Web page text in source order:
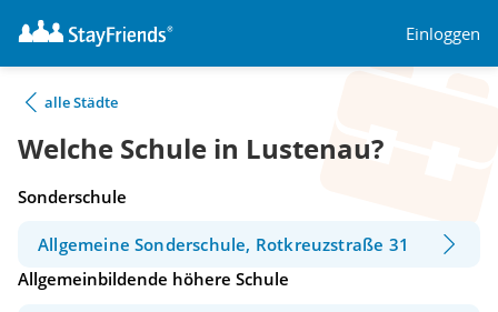
Einloggen
alle Städte
Welche Schule in Lustenau?
Sonderschule
Allgemeine Sonderschule, Rotkreuzstraße 31
Allgemeinbildende höhere Schule